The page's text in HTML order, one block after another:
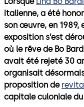
italienne, a été
son œuvre, en 1989,
exposition s’est
où le rêve de Bo
avait été rejeté 30
organisait
proposition de
capitale culoniale du